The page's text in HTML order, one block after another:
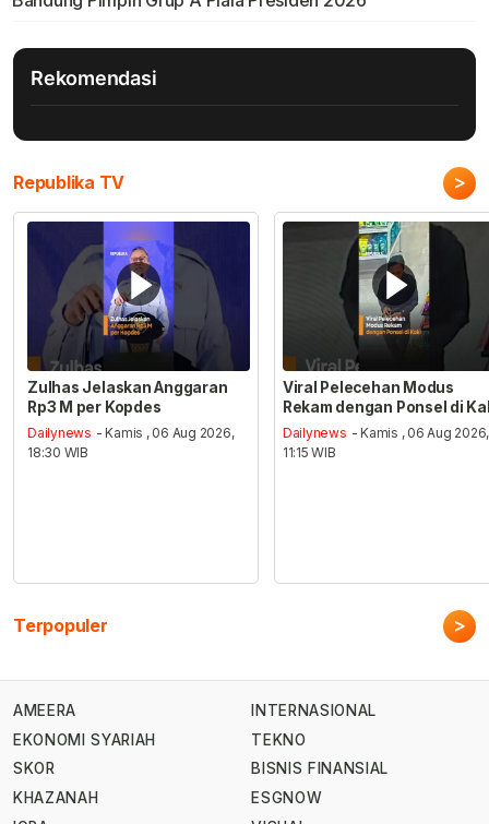
Rekomendasi
Republika TV >
Zulhas Jelaskan Anggaran
Rp3 M per Kopdes
Dailynews - Kamis , 06 Aug 2026,
18:30 WIB
Viral Pelecehan Modus
Rekam dengan Ponsel di
Dailynews - Kamis , 06 Aug 2026,
11:15 WIB
Terpopuler >
AMEERA
EKONOMI SYARIAH
SKOR
KHAZANAH
INTERNASIONAL
TEKNO
BISNIS FINANSIAL
ESGNOW